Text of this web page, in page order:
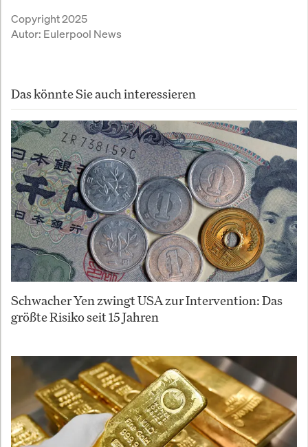
Copyright 2025
Autor: Eulerpool News
Das könnte Sie auch interessieren
Schwacher Yen zwingt USA zur Intervention: Das
größte Risiko seit 15 Jahren